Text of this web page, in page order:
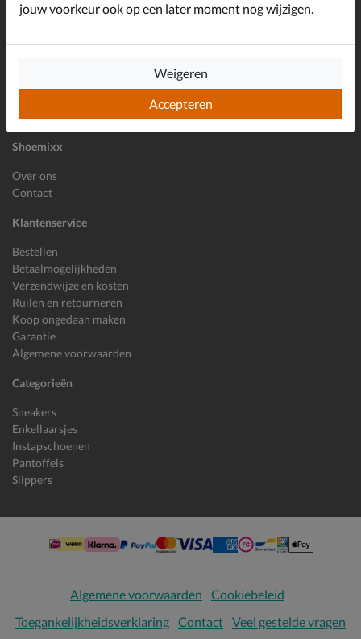
Shoemixx
Over ons
Contact
Klantenservice
Bestellen
Betaalmogelijkheden
Verzendwijze en kosten
Ruilen en retourneren
Koop ongedaan maken
Garantie
Algemene voorwaarden
Categorieën
Sneakers
Enkellaarsjes
Instapschoenen
Pantoffels
Slippers
Inschrijven
Algemene voorwaarden
Cookiebeleid
Toegankelijkheidsverklaring Contact Veel gestelde vragen
jouw voorkeur ook op een later moment nog wijzigen.
Accepteren
Weigeren